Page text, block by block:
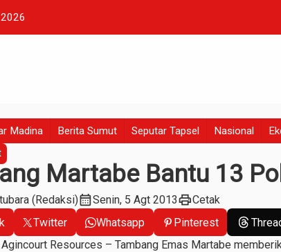
Madina Berita Sumut Seputar Tapsel Nasional
Martabe Bantu 13
(Redaksi)calendar_monthSenin, 5 Agt 2013printCetak
Twitter Whatsapp Pinterest
Resources – Tambang Emas Martabe